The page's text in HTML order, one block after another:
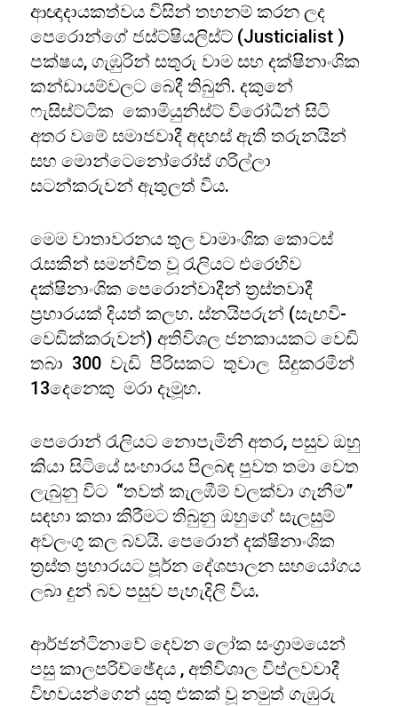
ආඥාදායකත්වය විසින් තහනම් කරන ලද
පෙරොන්ගේ ජස්ට්ෂියලිස්ට් (Justicialist )
පක්ෂය, ගැඹුරින් සතුරු වාම සහ දක්ෂිනාංශික
කන්ඩායම්වලට බෙදී තිබුනි. දකුනේ
ෆැසිස්ට්ටික කොමියුනිස්ට් විරෝධීන් සිටි
අතර වමේ සමාජවාදී අදහස් ඇති තරුනයින්
සහ මොන්ටෙනෝරෝස් ගරිල්ලා
සටන්කරුවන් ඇතුලත් විය.
මෙම වාතාවරනය තුල වාමාංශික කොටස්
රැසකින් සමන්විත වූ රැලියට එරෙහිව
දක්ෂිනාංශික පෙරොන්වාදීන් ත්‍රස්තවාදී
ප්‍රහාරයක් දියත් කලහ. ස්නයිපරුන් (සැඟවි-
වෙඩික්කරුවන්) අතිවිශල ජනකායකට වෙඩි
තබා 300 වැඩි පිරිසකට තුවාල සිදුකරමීන්
13දෙනෙකු මරා දෑමූහ.
පෙරොන් රැලියට නොපැමිනි අතර, පසුව ඔහු
කියා සිටියේ සංහාරය පිලබඳ පුවත තමා වෙත
ලැබුනු විට “තවත් කැලඹීම් වලක්වා ගැනීම”
සඳහා කතා කිරීමට තිබුනු ඔහුගේ සැලසුම්
අවලංගු කල බවයි. පෙරොන් දක්ෂිනාංශික
ත්‍රස්ත ප්‍රහාරයට පූර්න දේශපාලන සහයෝගය
ලබා දුන් බව පසුව පැහැදිලි විය.
ආර්ජන්ටිනාවේ දෙවන ලෝක සංග්‍රාමයෙන්
පසු කාලපරිච්ඡේදය , අතිවිශාල විප්ලවවාදී
විභවයන්ගෙන් යුතු එකක් වූ නමුත් ගැඹුරු